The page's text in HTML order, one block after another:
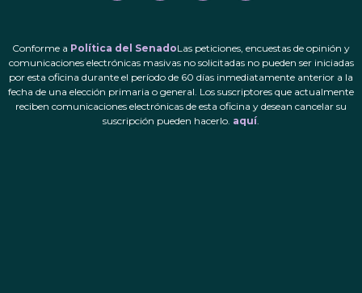
Conforme a Política del SenadoLas peticiones, encuestas de opinión y
comunicaciones electrónicas masivas no solicitadas no pueden ser iniciadas
por esta oficina durante el período de 60 días inmediatamente anterior a la
fecha de una elección primaria o general. Los suscriptores que actualmente
reciben comunicaciones electrónicas de esta oficina y desean cancelar su
suscripción pueden hacerlo. aquí